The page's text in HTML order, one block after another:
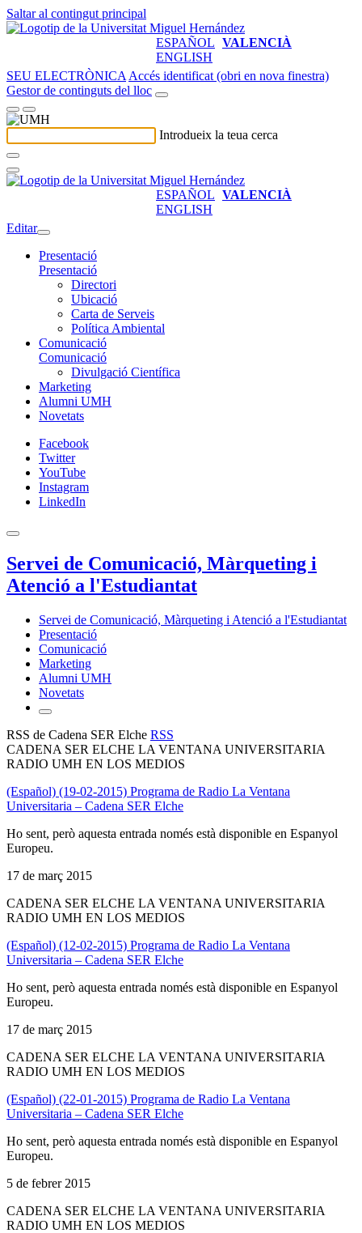
Saltar al contingut principal
ESPAÑOL VALENCIÀ
ENGLISH
SEU ELECTRÒNICA Accés identificat (obri en nova finestra)
Gestor de continguts del lloc
Introdueix la teua cerca
ESPAÑOL VALENCIÀ
ENGLISH
Editar
Presentació
Presentació
Directori
Ubicació
Carta de Serveis
Política Ambiental
Comunicació
Comunicació
Divulgació Científica
Marketing
Alumni UMH
Novetats
Facebook
Twitter
YouTube
Instagram
LinkedIn
Servei de Comunicació, Màrqueting i
Atenció a l'Estudiantat
Servei de Comunicació, Màrqueting i Atenció a l'Estudiantat
Presentació
Comunicació
Marketing
Alumni UMH
Novetats
RSS de Cadena SER Elche RSS
CADENA SER ELCHE LA VENTANA UNIVERSITARIA
RADIO UMH EN LOS MEDIOS
(Español) (19-02-2015) Programa de Radio La Ventana
Universitaria – Cadena SER Elche
Ho sent, però aquesta entrada només està disponible en Espanyol
Europeu.
17 de març 2015
CADENA SER ELCHE LA VENTANA UNIVERSITARIA
RADIO UMH EN LOS MEDIOS
(Español) (12-02-2015) Programa de Radio La Ventana
Universitaria – Cadena SER Elche
Ho sent, però aquesta entrada només està disponible en Espanyol
Europeu.
17 de març 2015
CADENA SER ELCHE LA VENTANA UNIVERSITARIA
RADIO UMH EN LOS MEDIOS
(Español) (22-01-2015) Programa de Radio La Ventana
Universitaria – Cadena SER Elche
Ho sent, però aquesta entrada només està disponible en Espanyol
Europeu.
5 de febrer 2015
CADENA SER ELCHE LA VENTANA UNIVERSITARIA
RADIO UMH EN LOS MEDIOS